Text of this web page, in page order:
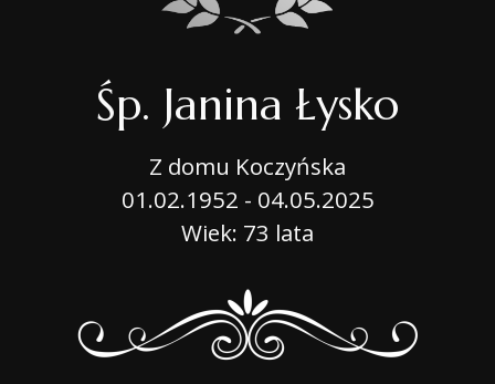
Śp. Janina Łysko
Z domu Koczyńska
01.02.1952 - 04.05.2025
Wiek: 73 lata